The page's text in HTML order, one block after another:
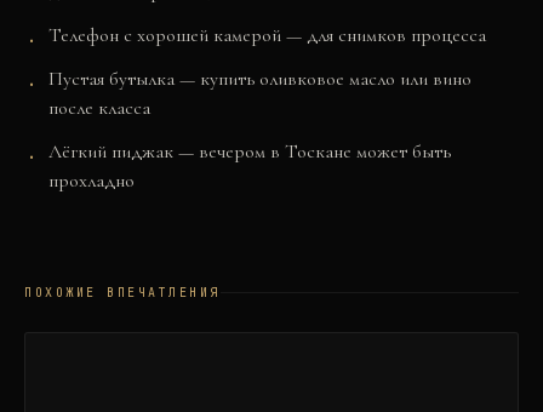
Телефон с хорошей камерой — для снимков процесса
Пустая бутылка — купить оливковое масло или вино
после класса
Лёгкий пиджак — вечером в Тоскане может быть
прохладно
ПОХОЖИЕ ВПЕЧАТЛЕНИЯ